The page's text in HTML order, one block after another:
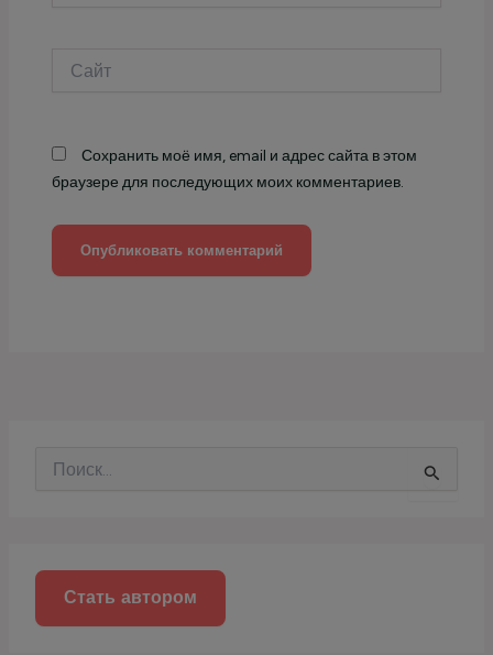
Сохранить моё имя, email и адрес сайта в этом
браузере для последующих моих комментариев.
Стать автором